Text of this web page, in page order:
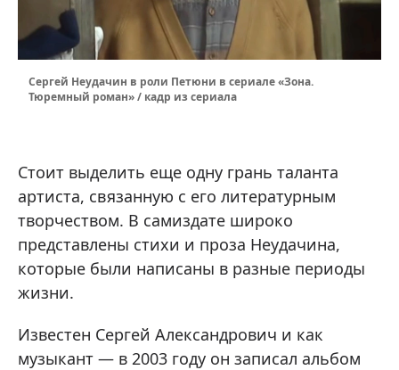
Сергей Неудачин в роли Петюни в сериале «Зона.
Тюремный роман» / кадр из сериала
Стоит выделить еще одну грань таланта
артиста, связанную с его литературным
творчеством. В самиздате широко
представлены стихи и проза Неудачина,
которые были написаны в разные периоды
жизни.
Известен Сергей Александрович и как
музыкант — в 2003 году он записал альбом